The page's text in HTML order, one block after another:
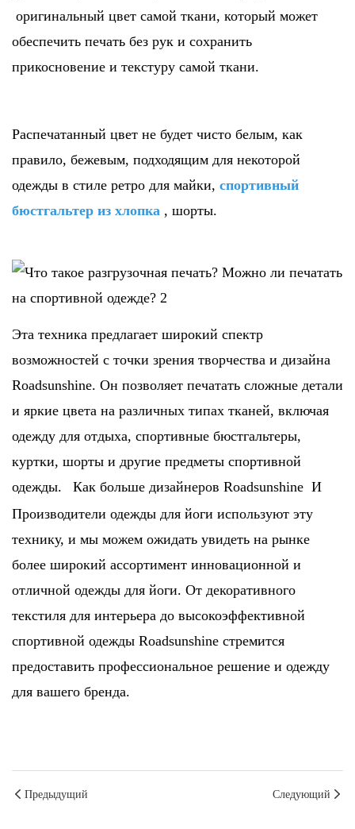
оригинальный цвет самой ткани, который может
обеспечить печать без рук и сохранить
прикосновение и текстуру самой ткани.
Распечатанный цвет не будет чисто белым, как
правило, бежевым, подходящим для некоторой
одежды в стиле ретро для майки, спортивный
бюстгальтер из хлопка , шорты.
Эта техника предлагает широкий спектр
возможностей с точки зрения творчества и дизайна
Roadsunshine. Он позволяет печатать сложные детали
и яркие цвета на различных типах тканей, включая
одежду для отдыха, спортивные бюстгальтеры,
куртки, шорты и другие предметы спортивной
одежды.
Как больше дизайнеров Roadsunshine И
Производители одежды для йоги используют эту
технику, и мы можем ожидать увидеть на рынке
более широкий ассортимент инновационной и
отличной одежды для йоги. От декоративного
текстиля для интерьера до высокоэффективной
спортивной одежды Roadsunshine стремится
предоставить профессиональное решение и одежду
для вашего бренда.
Предыдущий Следующий